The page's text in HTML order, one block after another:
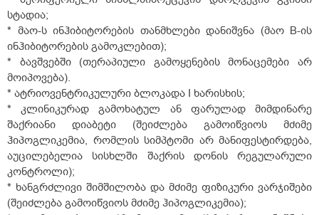
სტადია;
* მაო-ს ინჰიბიტორების თანმხლები დანიშვნა (მაო B-ის
ინჰიბიტორების გამოკლებით);
* ბავშვებში (თერაპიული გამოყენების მონაცემები არ
მოიპოვება).
* ატრიოვენტრიკულური ბლოკადა I ხარისხის;
* კლინიკურად გამოხატულ ან ფარულად მიმდინარე
შაქრიანი დიაბეტი (შეიძლება გამოიწვიოს მძიმე
ჰიპოგლიკემია, რომლის სიმპტომი არ მანიფესტირდება,
აუცილებელია სისხლში შაქრის დონის რეგულარული
კონტროლი);
* ხანგრძლივი შიმშილობა და მძიმე ფიზიკური ვარჯიშები
(შეიძლება გამოიწვიოს მძიმე ჰიპოგლიკემია);